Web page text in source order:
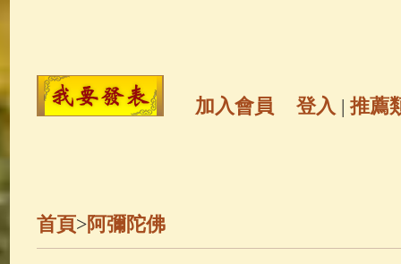
金山活佛
善財童子五十三參
加入會員 登入 | 推薦
首頁>阿彌陀佛